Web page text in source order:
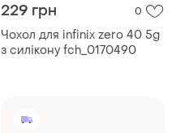
229 грн 0
Чохол для infinix zero 40 5g
з силікону fch_0170490